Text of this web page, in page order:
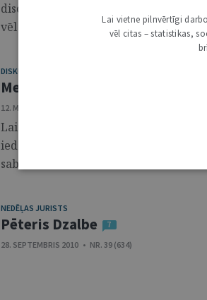
disciplinārkolēģijas locekļi. Savukārt
vēl Augstākās tiesas priekšsēdētāja ...
DISKUSIJA
Meklējot risinājumus tiesu
12. MARTS 2013 • NR. 10 (761)
Lai sabiedrība uzticētos valstij, visām
iedzīvotāji, ka tās darbojas
sabiedrības uzmanības centrā.
NEDĒĻAS JURISTS
Pēteris Dzalbe
7
28. SEPTEMBRIS 2010 • NR. 39 (634)
Lai vietne pilnvērtīgi
vēl citas – statistikas,